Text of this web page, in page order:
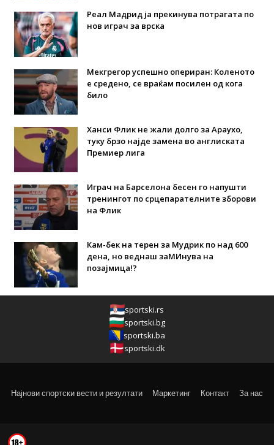
Реал Мадрид ја прекинува потрагата по
нов играч за врска
Мекгрегор успешно опериран: Коленото
е средено, се враќам посилен од кога
било
Ханси Флик не жали долго за Араухо,
туку брзо најде замена во англиската
Премиер лига
Играч на Барселона бесен го напушти
тренингот по срцепарателните зборови
на Флик
Кам-бек на терен за Мудрик по над 600
дена, но веднаш заМИнува на
позајмица!?
sportski.rs
sportski.bg
sportski.ba
sportski.dk
Најнови спортски вести и резултати Маркетинг Контакт За нас